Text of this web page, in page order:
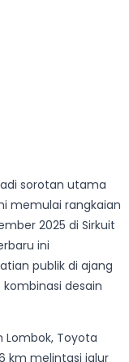
sorotan utama
memulai rangkaian
2025 di Sirkuit
ini
publik di ajang
desain
Lombok, Toyota
km melintasi jalur